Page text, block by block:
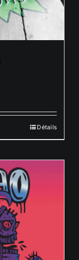
Détails